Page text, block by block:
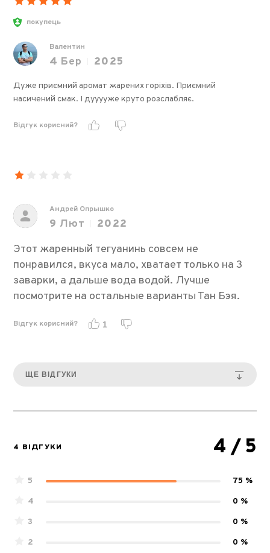
покупець
Валентин
4 Бер 2025
Дуже приємний аромат жарених горіхів. Приємний
насичений смак. І дууууже круто розслабляє.
Відгук корисний?
Андрей Опрышко
9 Лют
2022
Этот жаренный тегуанинь совсем не
понравился, вкуса мало, хватает только на 3
заварки, а дальше вода водой. Лучше
посмотрите на остальные варианты Тан Бэя.
Відгук корисний? 1
ЩЕ ВІДГУКИ
4 ВІДГУКИ 4 / 5
5
75 %
4
0 %
3
0 %
2
0 %